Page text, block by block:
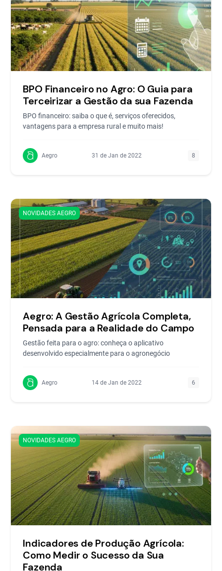
BPO Financeiro no Agro: O Guia para
Terceirizar a Gestão da sua Fazenda
BPO financeiro: saiba o que é, serviços oferecidos,
vantagens para a empresa rural e muito mais!
Aegro 31 de Jan de 2022 8
NOVIDADES AEGRO
Aegro: A Gestão Agrícola Completa,
Pensada para a Realidade do Campo
Gestão feita para o agro: conheça o aplicativo
desenvolvido especialmente para o agronegócio
Aegro 14 de Jan de 2022 6
NOVIDADES AEGRO
Indicadores de Produção Agrícola:
Como Medir o Sucesso da Sua
Fazenda